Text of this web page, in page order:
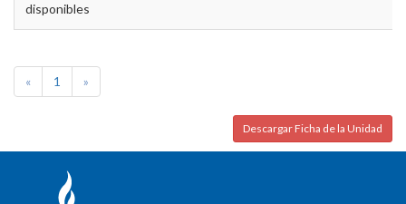
disponibles
« 1 »
Descargar Ficha de la Unidad